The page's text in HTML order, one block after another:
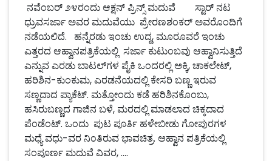
ನವೆಂಬರ್ ೨೪ರಂದು ಆಕ್ಷನ್ ಪ್ರಿನ್ಸ್ ಮದುವೆ ಸ್ಟಾರ್ ನಟ
ಧ್ರುವಸರ್ಜಾ ಅವರ ಮದುವೆಯು ಪ್ರೇರಣಶಂಕರ್ ಅವರೊಂದಿಗೆ
ನಡೆಯಲಿದೆ. ಹನ್ನೆರಡು ಇಂಚು ಉದ್ದ, ಮೂರೂವರೆ ಇಂಚು
ಎತ್ತರದ ಆಹ್ವಾನಪತ್ರಿಕೆಯಲ್ಲಿ ಸರ್ಜಾ ಕುಟುಂಬವು ಆಹ್ವಾನಿಸುತ್ತಿದೆ
ಎನ್ನುವ ಎರಡು ಬಾಟಲ್‌ಗಳ ಪೈಕಿ ಒಂದರಲ್ಲಿ ಅಕ್ಕಿ, ಚಾಕಲೇಟ್,
ಹರಿಶಿನ-ಕುಂಕುಮ, ಎರಡನೆಯದಲ್ಲಿ ಕೇಸರಿ ಬಣ್ಣ ಇರುವ
ಸಣ್ಣದಾದ ಪ್ಯಾಕೆಟ್. ಮತ್ತೋಂದು ಕಡೆ ಹರಿಶಿನಕೊಂಬು,
ಹಸಿರುಬಣ್ಣದ ಗಾಜಿನ ಬಳೆ, ಮರದಲ್ಲಿ ಮಾಡಲಾದ ಚಿಕ್ಕದಾದ
ಪೆಂಡೆಂಟ್. ಒಂದು ಪುಟ ಪೂರ್ತಿ ಹಳೇಬೀಡು ಗೋಪುರಗಳ
ಮಧ್ಯೆ ವಧು-ವರ ನಿಂತಿರುವ ಭಾವಚಿತ್ರ. ಆಹ್ವಾನ ಪತ್ರಿಕೆಯಲ್ಲಿ
ಸಂಪೂರ್ಣ ಮದುವೆ ವಿವರ, ....